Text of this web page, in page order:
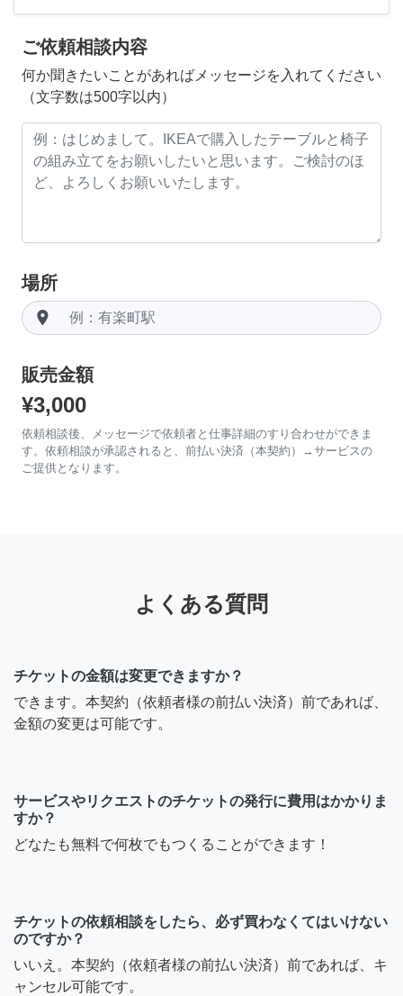
ご依頼相談内容
何か聞きたいことがあればメッセージを入れてください
（文字数は500字以内）
場所
room
販売金額
¥3,000
依頼相談後、メッセージで依頼者と仕事詳細のすり合わせができま
す。依頼相談が承認されると、前払い決済（本契約）→サービスの
ご提供となります。
よくある質問
チケットの金額は変更できますか？
できます。本契約（依頼者様の前払い決済）前であれば、
金額の変更は可能です。
サービスやリクエストのチケットの発行に費用はかかりま
すか？
どなたも無料で何枚でもつくることができます！
チケットの依頼相談をしたら、必ず買わなくてはいけない
のですか？
いいえ。本契約（依頼者様の前払い決済）前であれば、キ
ャンセル可能です。